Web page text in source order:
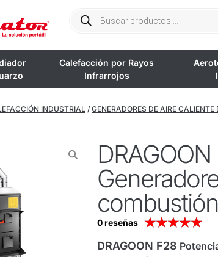
Calefacción por Rayos
Infrarrojos
INDUSTRIAL / GENERADORES DE AIRE
0 reseñas ★★★★★
DRAGOON F28